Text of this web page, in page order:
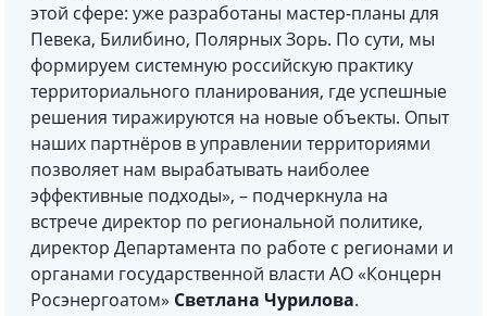
этой сфере: уже разработаны мастер-планы для
Певека, Билибино, Полярных Зорь. По сути, мы
формируем системную российскую практику
территориального планирования, где успешные
решения тиражируются на новые объекты. Опыт
наших партнёров в управлении территориями
позволяет нам вырабатывать наиболее
эффективные подходы», – подчеркнула на
встрече директор по региональной политике,
директор Департамента по работе с регионами и
органами государственной власти АО «Концерн
Росэнергоатом» Светлана Чурилова.